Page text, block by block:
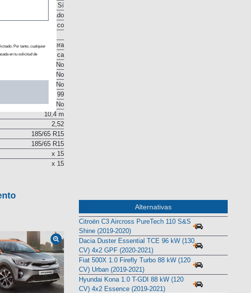
Por tanto, cualquier
en tu solicitud de
Sí
Disco ventilado
Disco
Cremallera
Eléctrica
No
No
No
12,99
No
10,4 m
2,52
185/65 R15
185/65 R15
x 15
x 15
Alternativas
Citroën C3 Aircross PureTech 110 S&S
Shine (2019-2020)
Dacia Duster Essential TCE 96 kW (130
CV) 4x2 GPF (2020-2021)
Fiat 500X 1.0 Firefly Turbo 88 kW (120
CV) Urban (2019-2021)
Hyundai Kona 1.0 T-GDI 88 kW (120
CV) 4x2 Essence (2019-2021)